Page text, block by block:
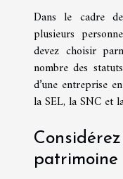
Dans le cadre
plusieurs
devez choisir
nombre des
d’une entreprise
la SEL, la SNC et
patrimoine